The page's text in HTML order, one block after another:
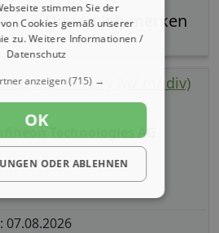
Continuity (w/ m/ div)
Technologies AG
stimmen Sie der
Cookies gemäß unserer
zu.Weitere Informationen /
Datenschutz
anzeigen(715) →
OK
ODER ABLEHNEN